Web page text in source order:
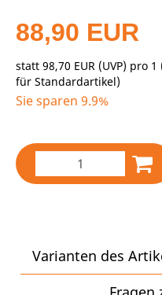
88,90 EUR
statt 98,70 EUR (UVP) pro 1
für Standardartikel)
Sie sparen 9.9%
Varianten des